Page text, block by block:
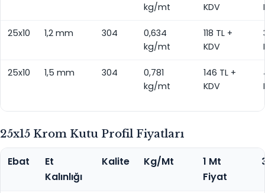
kg/mt
KDV
25x10 1,2 mm 304
0,634
kg/mt
118 TL +
KDV
25x10 1,5 mm 304
0,781
kg/mt
146 TL +
KDV
25x15 Krom Kutu Profil Fiyatları
Ebat
Et
Kalınlığı
Kalite Kg/Mt
1 Mt
Fiyat